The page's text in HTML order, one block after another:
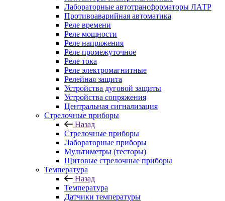
Лабораторные автотрансформаторы ЛАТР
Противоаварийная автоматика
Реле времени
Реле мощности
Реле напряжения
Реле промежуточное
Реле тока
Реле электромагнитные
Релейная защита
Устройства дуговой защиты
Устройства сопряжения
Центральная сигнализация
Стрелочные приборы
Назад
Стрелочные приборы
Лабораторные приборы
Мультиметры (тесторы)
Щитовые стрелочные приборы
Температура
Назад
Температура
Датчики температуры